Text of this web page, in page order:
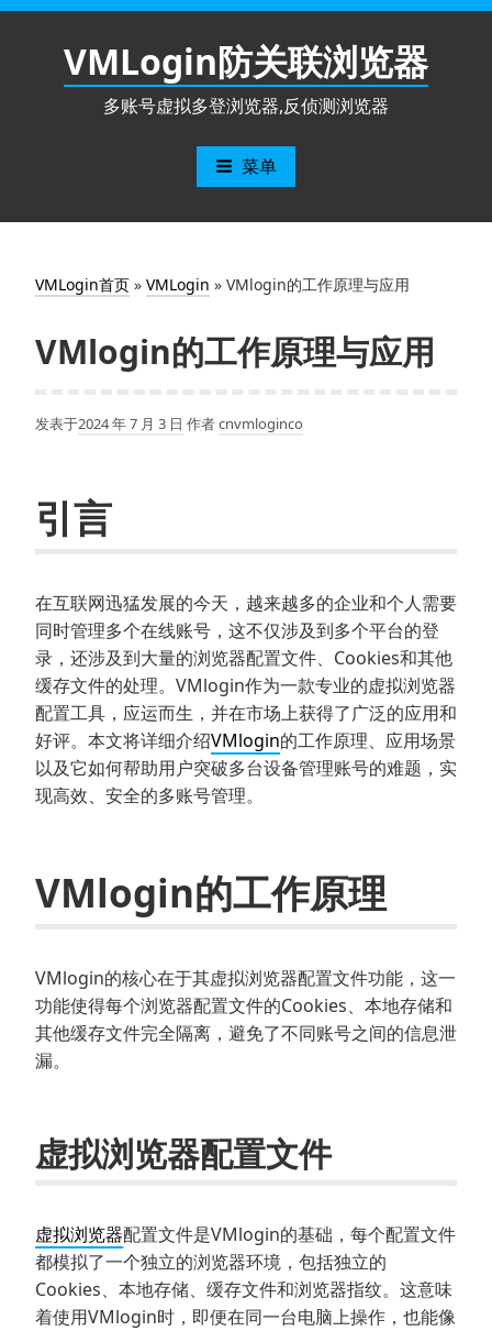
跳
VMLogin防关联浏览器
多账号虚拟多登浏览器,反侦测浏览器
菜单
VMLogin首页 » VMLogin » VMlogin的工作原理与应用
VMlogin的工作原理与应用
发表于2024 年 7 月 3 日 作者cnvmloginco
引言
在互联网迅猛发展的今天，越来越多的企业和个人需要
同时管理多个在线账号，这不仅涉及到多个平台的登
录，还涉及到大量的浏览器配置文件、Cookies和其他
缓存文件的处理。VMlogin作为一款专业的虚拟浏览器
配置工具，应运而生，并在市场上获得了广泛的应用和
好评。本文将详细介绍VMlogin的工作原理、应用场景
以及它如何帮助用户突破多台设备管理账号的难题，实
现高效、安全的多账号管理。
VMlogin的工作原理
VMlogin的核心在于其虚拟浏览器配置文件功能，这一
功能使得每个浏览器配置文件的Cookies、本地存储和
其他缓存文件完全隔离，避免了不同账号之间的信息泄
漏。
虚拟浏览器配置文件
虚拟浏览器配置文件是VMlogin的基础，每个配置文件
都模拟了一个独立的浏览器环境，包括独立的
Cookies、本地存储、缓存文件和浏览器指纹。这意味
着使用VMlogin时，即便在同一台电脑上操作，也能像